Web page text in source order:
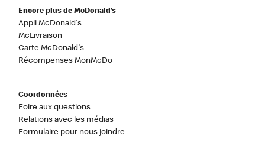
Encore plus de McDonald’s
Appli McDonald's
McLivraison
Carte McDonald's
Récompenses MonMcDo
Coordonnées
Foire aux questions
Relations avec les médias
Formulaire pour nous joindre